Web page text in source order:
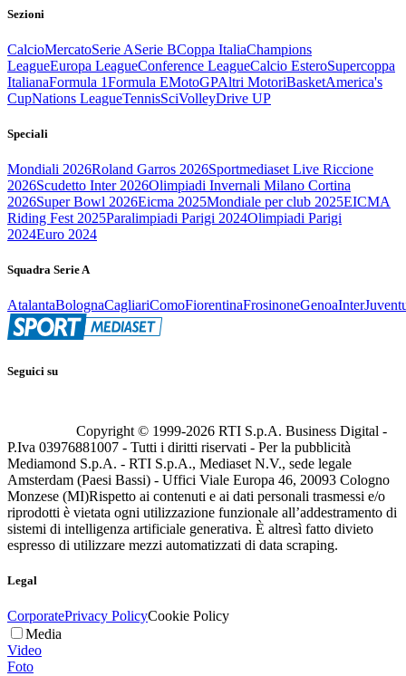
Sezioni
CalcioMercatoSerie ASerie BCoppa ItaliaChampions
LeagueEuropa LeagueConference LeagueCalcio EsteroSupercoppa
ItalianaFormula 1Formula EMotoGPAltri MotoriBasketAmerica's
CupNations LeagueTennisSciVolleyDrive UP
Speciali
Mondiali 2026Roland Garros 2026Sportmediaset Live Riccione
2026Scudetto Inter 2026Olimpiadi Invernali Milano Cortina
2026Super Bowl 2026Eicma 2025Mondiale per club 2025EICMA
Riding Fest 2025Paralimpiadi Parigi 2024Olimpiadi Parigi
2024Euro 2024
Squadra Serie A
AtalantaBolognaCagliariComoFiorentinaFrosinoneGenoaInter
Seguici su
Copyright © 1999-2026 RTI S.p.A. Business Digital -
P.Iva 03976881007 - Tutti i diritti riservati - Per la pubblicità
Mediamond S.p.A. - RTI S.p.A., Mediaset N.V., sede legale
Amsterdam (Paesi Bassi) - Uffici Viale Europa 46, 20093 Cologno
Monzese (MI)Rispetto ai contenuti e ai dati personali trasmessi e/o
riprodotti è vietata ogni utilizzazione funzionale all’addestramento di
sistemi di intelligenza artificiale generativa. È altresì fatto divieto
espresso di utilizzare mezzi automatizzati di data scraping.
Legal
CorporatePrivacy PolicyCookie Policy
Media
Video
Foto